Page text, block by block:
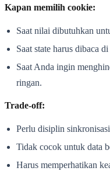
Kapan memilih cookie:
Saat nilai dibutuhkan
Saat state harus dibaca
Saat Anda ingin
ringan.
Trade-off:
Perlu disiplin
Tidak cocok untuk data
Harus memperhatikan